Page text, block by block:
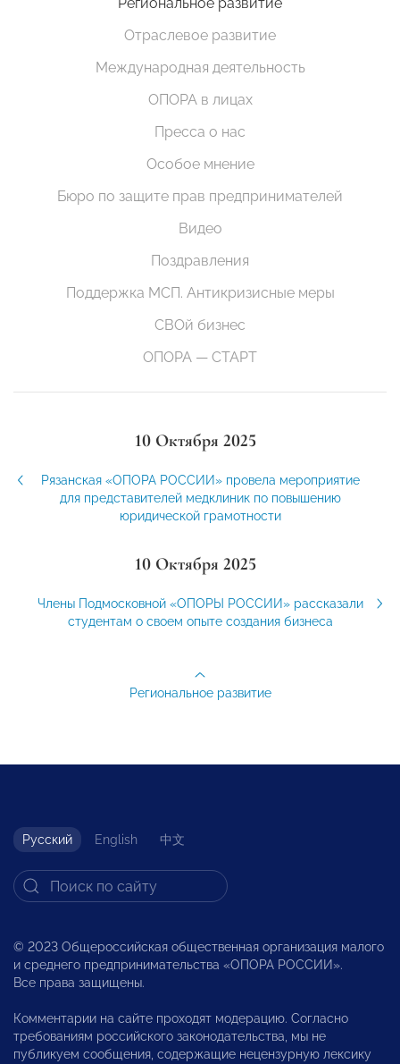
Отраслевое развитие
Международная деятельность
ОПОРА в лицах
Пресса о нас
Особое мнение
Бюро по защите прав предпринимателей
Видео
Поздравления
Поддержка МСП. Антикризисные меры
СВОй бизнес
ОПОРА — СТАРТ
10 Октября 2025
Рязанская «ОПОРА РОССИИ» провела мероприятие
для представителей медклиник по повышению
юридической грамотности
10 Октября 2025
Члены Подмосковной «ОПОРЫ РОССИИ» рассказали
студентам о своем опыте создания бизнеса
Региональное развитие
Русский English 中文
© 2023 Общероссийская общественная организация малого
и среднего предпринимательства «ОПОРА РОССИИ».
Все права защищены.
Комментарии на сайте проходят модерацию. Согласно
требованиям российского законодательства, мы не
публикуем сообщения, содержащие нецензурную лексику